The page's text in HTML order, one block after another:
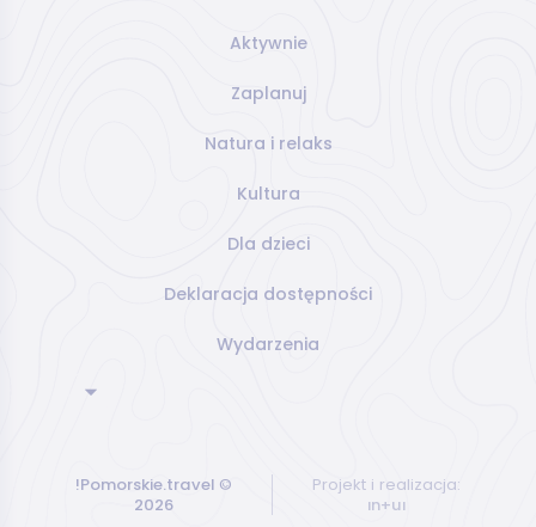
Aktywnie
Zaplanuj
Natura i relaks
Kultura
Dla dzieci
Deklaracja dostępności
Wydarzenia
!Pomorskie.travel ©
2026
Projekt i realizacja:
ın+uı